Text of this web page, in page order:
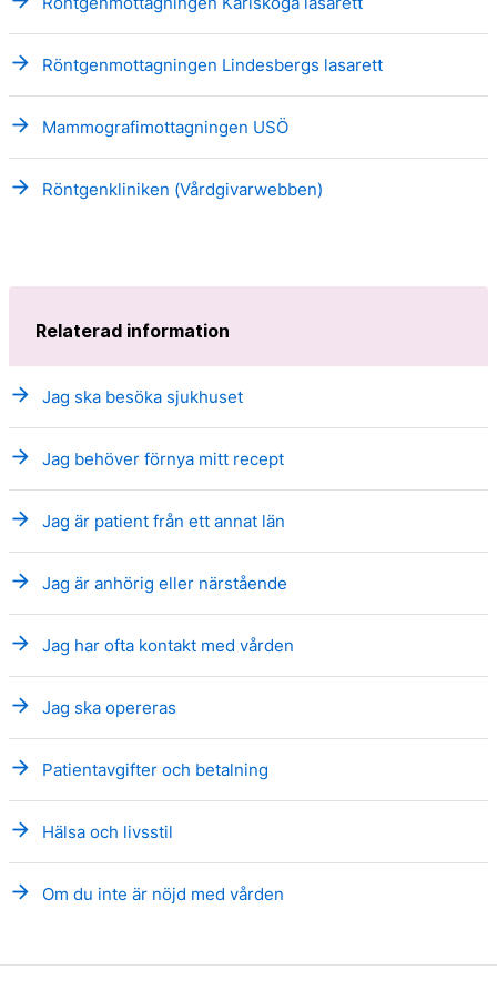
arrow_forward Röntgenmottagningen Lindesbergs lasarett
arrow_forward Mammografimottagningen USÖ
arrow_forward Röntgenkliniken (Vårdgivarwebben)
Relaterad information
arrow_forward Jag ska besöka sjukhuset
arrow_forward Jag behöver förnya mitt recept
arrow_forward Jag är patient från ett annat län
arrow_forward Jag är anhörig eller närstående
arrow_forward Jag har ofta kontakt med vården
arrow_forward Jag ska opereras
arrow_forward Patientavgifter och betalning
arrow_forward Hälsa och livsstil
arrow_forward Om du inte är nöjd med vården